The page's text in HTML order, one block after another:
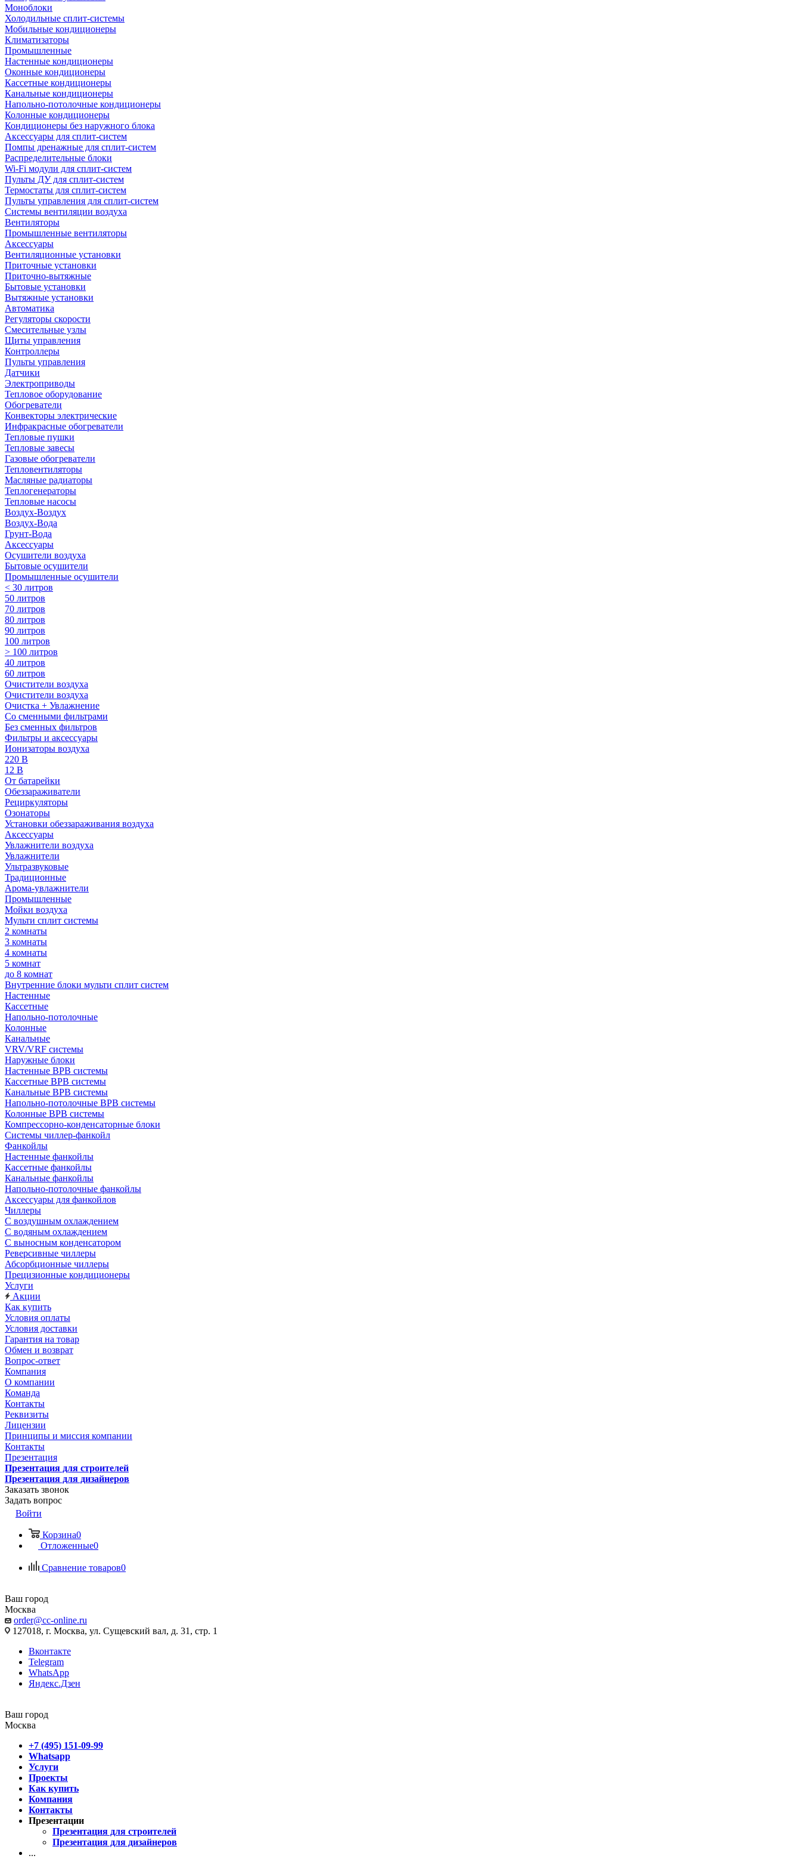
Моноблоки
Холодильные сплит-системы
Мобильные кондиционеры
Климатизаторы
Промышленные
Настенные кондиционеры
Оконные кондиционеры
Кассетные кондиционеры
Канальные кондиционеры
Напольно-потолочные кондиционеры
Колонные кондиционеры
Кондиционеры без наружного блока
Аксессуары для сплит-систем
Помпы дренажные для сплит-систем
Распределительные блоки
Wi-Fi модули для сплит-систем
Пульты ДУ для сплит-систем
Термостаты для сплит-систем
Пульты управления для сплит-систем
Системы вентиляции воздуха
Вентиляторы
Промышленные вентиляторы
Аксессуары
Вентиляционные установки
Приточные установки
Приточно-вытяжные
Бытовые установки
Вытяжные установки
Автоматика
Регуляторы скорости
Смесительные узлы
Щиты управления
Контроллеры
Пульты управления
Датчики
Электроприводы
Тепловое оборудование
Обогреватели
Конвекторы электрические
Инфракрасные обогреватели
Тепловые пушки
Тепловые завесы
Газовые обогреватели
Тепловентиляторы
Масляные радиаторы
Теплогенераторы
Тепловые насосы
Воздух-Воздух
Воздух-Вода
Грунт-Вода
Аксессуары
Осушители воздуха
Бытовые осушители
Промышленные осушители
< 30 литров
50 литров
70 литров
80 литров
90 литров
100 литров
> 100 литров
40 литров
60 литров
Очистители воздуха
Очистители воздуха
Очистка + Увлажнение
Cо сменными фильтрами
Без сменных фильтров
Фильтры и аксессуары
Ионизаторы воздуха
220 В
12 В
От батарейки
Обеззараживатели
Рециркуляторы
Озонаторы
Установки обеззараживания воздуха
Аксессуары
Увлажнители воздуха
Увлажнители
Ультразвуковые
Традиционные
Арома-увлажнители
Промышленные
Мойки воздуха
Мульти сплит системы
2 комнаты
3 комнаты
4 комнаты
5 комнат
до 8 комнат
Внутренние блоки мульти сплит систем
Настенные
Кассетные
Напольно-потолочные
Колонные
Канальные
VRV/VRF системы
Наружные блоки
Настенные ВРВ системы
Кассетные ВРВ системы
Канальные ВРВ системы
Напольно-потолочные ВРВ системы
Колонные ВРВ системы
Компрессорно-конденсаторные блоки
Системы чиллер-фанкойл
Фанкойлы
Настенные фанкойлы
Кассетные фанкойлы
Канальные фанкойлы
Напольно-потолочные фанкойлы
Аксессуары для фанкойлов
Чиллеры
С воздушным охлаждением
С водяным охлаждением
С выносным конденсатором
Реверсивные чиллеры
Абсорбционные чиллеры
Прецизионные кондиционеры
Услуги
Акции
Как купить
Условия оплаты
Условия доставки
Гарантия на товар
Обмен и возврат
Вопрос-ответ
Компания
О компании
Команда
Контакты
Реквизиты
Лицензии
Принципы и миссия компании
Контакты
Презентация
Презентация для строителей
Презентация для дизайнеров
Заказать звонок
Задать вопрос
Войти
Корзина0
Отложенные0
Сравнение товаров0
Ваш город
Москва
order@cc-online.ru
127018, г. Москва, ул. Сущевский вал, д. 31, стр. 1
Вконтакте
Telegram
WhatsApp
Яндекс.Дзен
Ваш город
Москва
+7 (495) 151-09-99
Whatsapp
Услуги
Проекты
Как купить
Компания
Контакты
Презентации
Презентация для строителей
Презентация для дизайнеров
...